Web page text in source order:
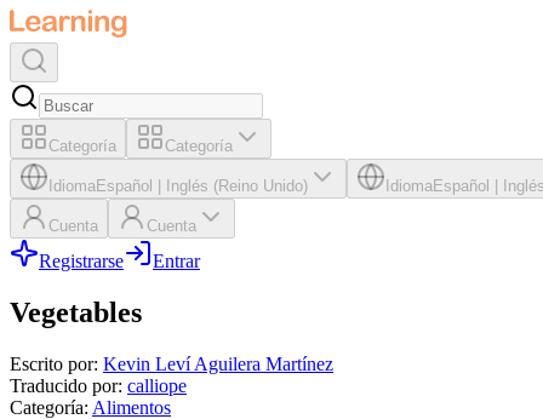
Categoría Categoría
IdiomaEspañol Inglés (Reino Unido) IdiomaEspañol
Cuenta Cuenta
Registrarse Entrar
Vegetables
Escrito por: Kevin Leví Aguilera Martínez
Traducido por: calliope
Categoría: Alimentos